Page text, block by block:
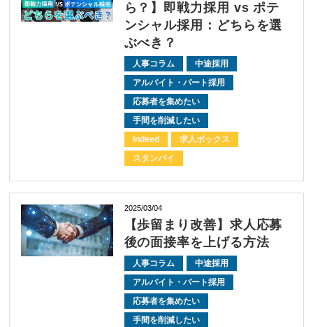
ら？】即戦力採用 vs ポテ
ンシャル採用：どちらを選
ぶべき？
人事コラム
中途採用
アルバイト・パート採用
応募者を集めたい
手間を削減したい
Indeed
求人ボックス
スタンバイ
2025/03/04
【歩留まり改善】求人応募
後の面接率を上げる方法
人事コラム
中途採用
アルバイト・パート採用
応募者を集めたい
手間を削減したい